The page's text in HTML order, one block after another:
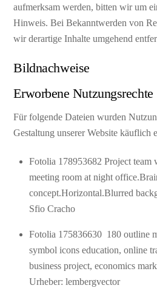
aufmerksam werden, bitten wir um
Hinweis. Bei Bekanntwerden von
wir derartige Inhalte umgehend
Bildnachweise
Erworbene Nutzungsrechte
Für folgende Dateien wurden
Gestaltung unserer Website käuflich
Fotolia 178953682 Project team
meeting room at night
concept.Horizontal.Blurred
Sfio Cracho
Fotolia 175836630 180 outline
symbol icons education, online
business project, economics
Urheber: lembergvector